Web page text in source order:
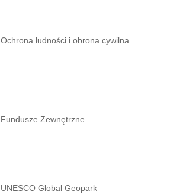
Ochrona ludności i obrona cywilna
Fundusze Zewnętrzne
UNESCO Global Geopark